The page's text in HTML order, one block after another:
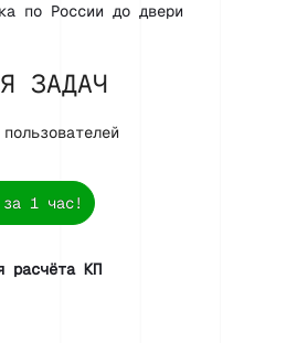
по России до двери
ЗАДАЧ
за 1 час!
расчёта КП